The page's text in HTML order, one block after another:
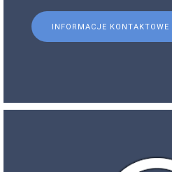
INFORMACJE KONTAKTOWE